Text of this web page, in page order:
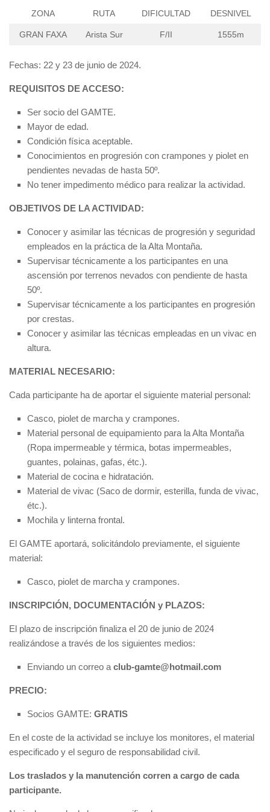
ZONA RUTA DIFICULTAD DESNIVEL
GRAN FAXA Arista Sur F/II 1555m
Fechas: 22 y 23 de junio de 2024.
REQUISITOS DE ACCESO:
Ser socio del GAMTE.
Mayor de edad.
Condición física aceptable.
Conocimientos en progresión con crampones y piolet en
pendientes nevadas de hasta 50º.
No tener impedimento médico para realizar la actividad.
OBJETIVOS DE LA ACTIVIDAD:
Conocer y asimilar las técnicas de progresión y seguridad
empleados en la práctica de la Alta Montaña.
Supervisar técnicamente a los participantes en una
ascensión por terrenos nevados con pendiente de hasta
50º.
Supervisar técnicamente a los participantes en progresión
por crestas.
Conocer y asimilar las técnicas empleadas en un vivac en
altura.
MATERIAL NECESARIO:
Cada participante ha de aportar el siguiente material personal:
Casco, piolet de marcha y crampones.
Material personal de equipamiento para la Alta Montaña
(Ropa impermeable y térmica, botas impermeables,
guantes, polainas, gafas, étc.).
Material de cocina e hidratación.
Material de vivac (Saco de dormir, esterilla, funda de vivac,
étc.).
Mochila y linterna frontal.
El GAMTE aportará, solicitándolo previamente, el siguiente
material:
Casco, piolet de marcha y crampones.
INSCRIPCIÓN, DOCUMENTACIÓN y PLAZOS:
El plazo de inscripción finaliza el 20 de junio de 2024
realizándose a través de los siguientes medios:
Enviando un correo a club-gamte@hotmail.com
PRECIO:
Socios GAMTE: GRATIS
En el coste de la actividad se incluye los monitores, el material
especificado y el seguro de responsabilidad civil.
Los traslados y la manutención corren a cargo de cada
participante.